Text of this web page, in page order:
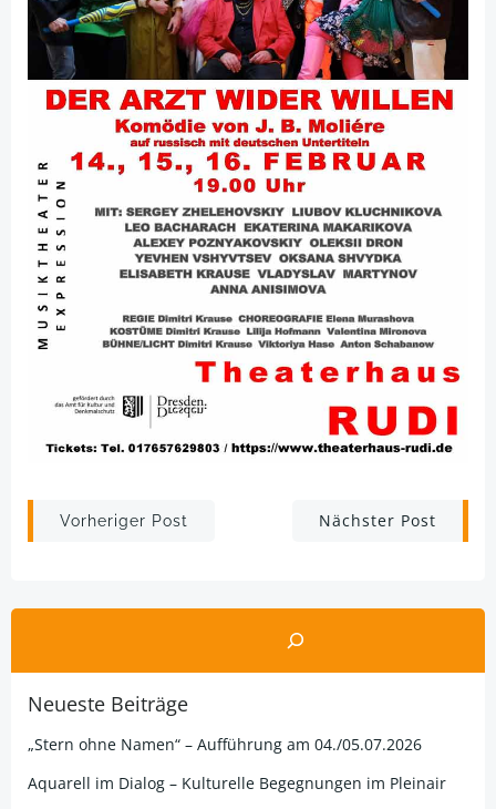
Post
Vorheriger Post
PostNächster Post
Suchen
Neueste Beiträge
„Stern ohne Namen“ – Aufführung am 04./05.07.2026
Aquarell im Dialog – Kulturelle Begegnungen im Pleinair